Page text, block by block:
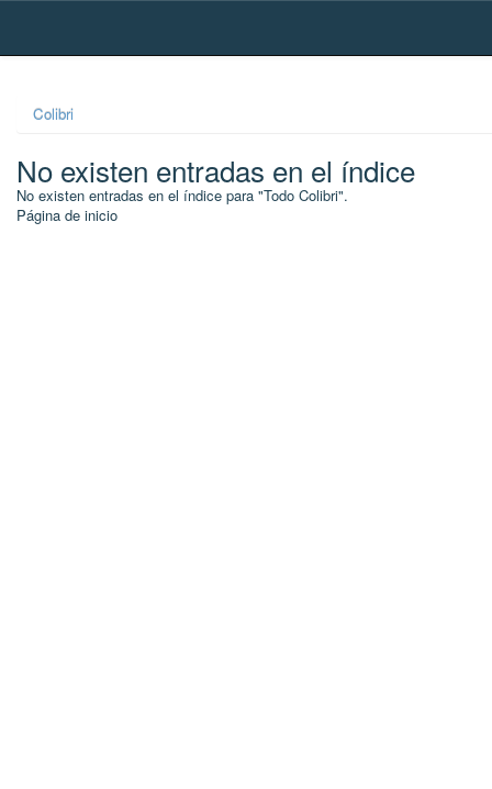
Skip
Colibri
No existen entradas en el índice
No existen entradas en el índice para "Todo Colibri".
Página de inicio